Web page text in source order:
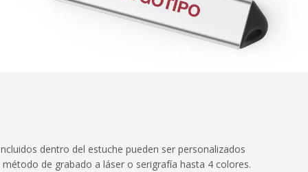
dentro del estuche pueden ser personalizados
de grabado a láser o serigrafía hasta 4 colores.